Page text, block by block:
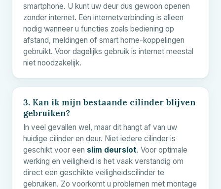
smartphone. U kunt uw deur dus gewoon openen
zonder internet. Een internetverbinding is alleen
nodig wanneer u functies zoals bediening op
afstand, meldingen of smart home-koppelingen
gebruikt. Voor dagelijks gebruik is internet meestal
niet noodzakelijk.
3. Kan ik mijn bestaande cilinder blijven
gebruiken?
In veel gevallen wel, maar dit hangt af van uw
huidige cilinder en deur. Niet iedere cilinder is
geschikt voor een slim deurslot. Voor optimale
werking en veiligheid is het vaak verstandig om
direct een geschikte veiligheidscilinder te
gebruiken. Zo voorkomt u problemen met montage